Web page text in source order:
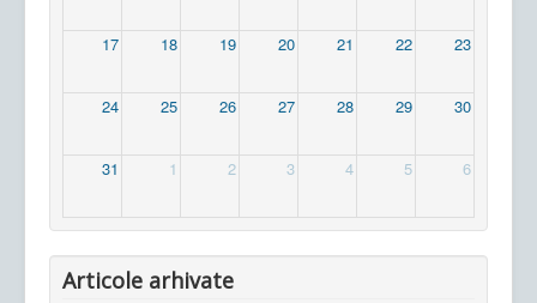
17 18 19 20 21 22 23
24 25 26 27 28 29 30
31 1 2 3 4 5 6
Articole arhivate